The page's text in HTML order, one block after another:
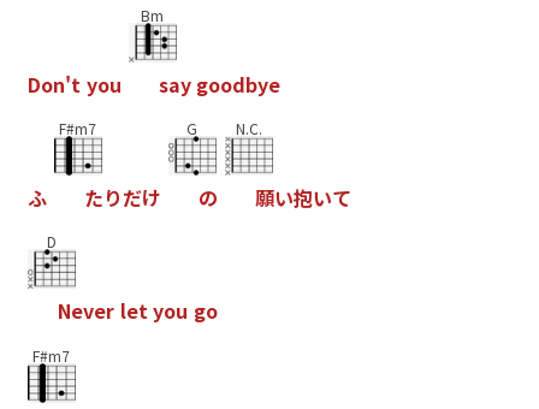
Don't you
Bm
say goodbye
ふ
F#m7
たりだけ
G
の
N.C.
願い抱いて
D
Never letyou go
F#m7